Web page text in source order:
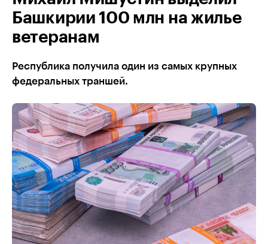
Башкирии 100 млн на жилье
ветеранам
Республика получила один из самых крупных
федеральных траншей.